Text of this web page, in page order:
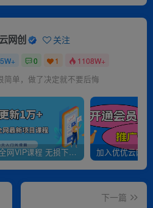
网创 关注
0 1 1108W+
简单，做了决定就不要后悔
全网VIP课程 无损下载~
下一篇